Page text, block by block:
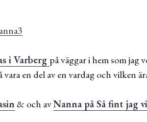
i Varberg på väggar i hem som jag
en del av en vardag och vilken
& och avNanna på Så fint jag